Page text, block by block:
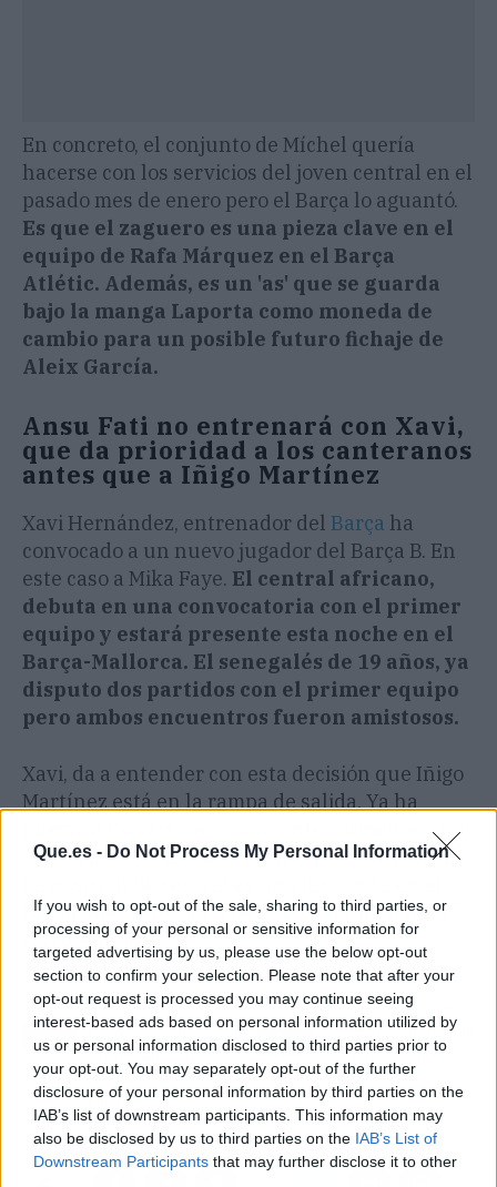
Que.es - Do Not Process My Personal Information
If you wish to opt-out of the sale, sharing to third parties, or
processing of your personal or sensitive information for
targeted advertising by us, please use the below opt-out
section to confirm your selection. Please note that after your
opt-out request is processed you may continue seeing
interest-based ads based on personal information utilized by
us or personal information disclosed to third parties prior to
your opt-out. You may separately opt-out of the further
disclosure of your personal information by third parties on the
IAB’s list of downstream participants. This information may
also be disclosed by us to third parties on the IAB’s List of
Downstream Participants that may further disclose it to other
En concreto, el conjunto de Míchel quería
hacerse con los servicios del joven central en el
pasado mes de enero pero el Barça lo aguantó.
Es que el zaguero es una pieza clave en el
equipo de Rafa Márquez en el Barça
Atlétic. Además, es un 'as' que se guarda
bajo la manga Laporta como moneda de
cambio para un posible futuro fichaje de
Aleix García.
Ansu Fati no entrenará con Xavi,
que da prioridad a los canteranos
antes que a Iñigo Martínez
Xavi Hernández, entrenador del Barça ha
convocado a un nuevo jugador del Barça B. En
este caso a Mika Faye. El central africano,
debuta en una convocatoria con el primer
equipo y estará presente esta noche en el
Barça-Mallorca. El senegalés de 19 años, ya
disputo dos partidos con el primer equipo
pero ambos encuentros fueron amistosos.
Xavi, da a entender con esta decisión que Iñigo
Martínez está en la rampa de salida. Ya ha
puesto a Cubarsí de titular anteriormente y hoy
convoca a otro zaguero para el partido de Liga.
Barça que no termina de encontrar a un líder
salvo Araujo.
Artículo anterior
Nico Williams tiene
intermediario estelar
para fichar por el FC
Barcelona
Artículo siguiente
La estrategia de Red Bull
para fichar a Carlos
Sainz